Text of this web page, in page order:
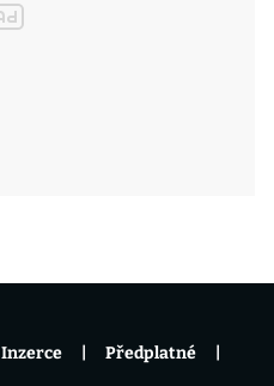
Inzerce Předplatné